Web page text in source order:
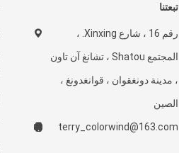
تبعتنا
رقم 16 ، شارع Xinxing. ،
المجتمع Shatou ، تشانغ آن تاون
، مدينة دونغقوان ، قوانغدونغ ،
الصين
terry_colorwind@163.com